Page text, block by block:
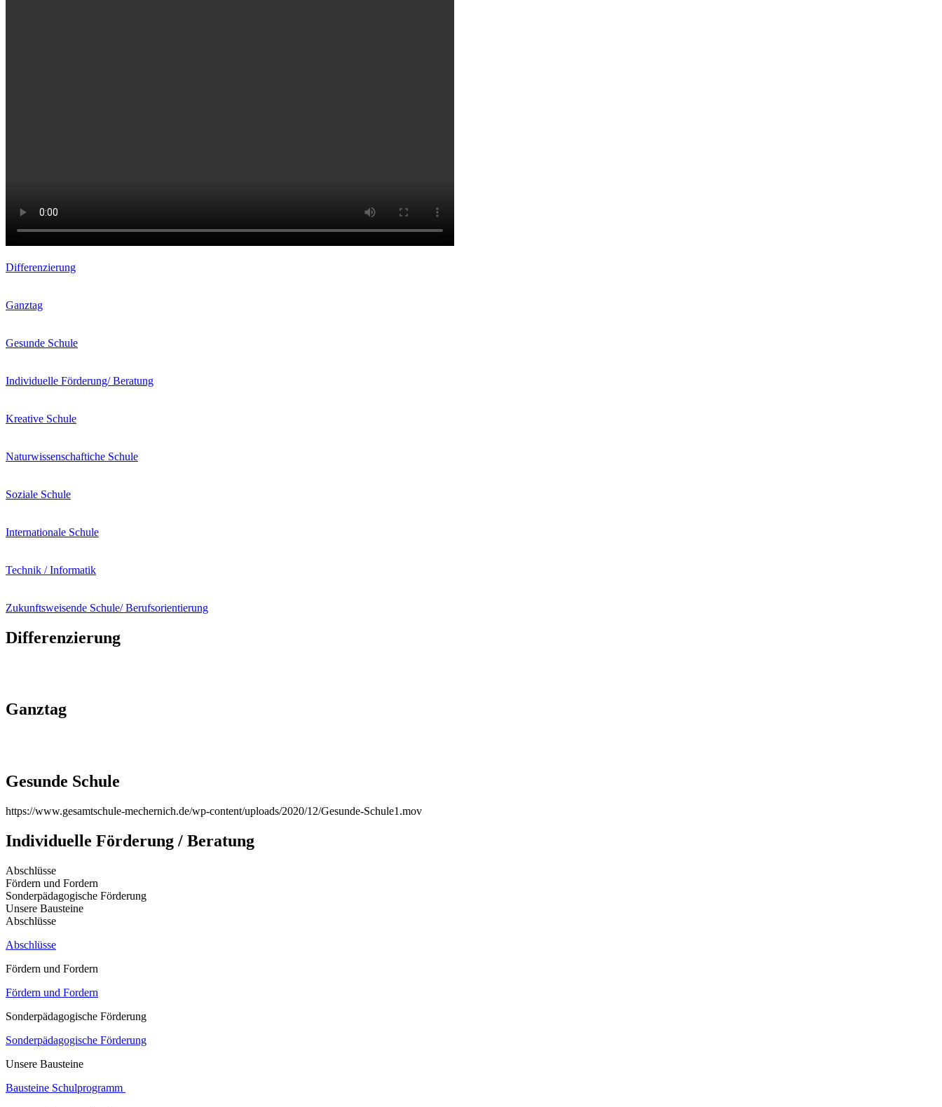
Differenzierung
Ganztag
Gesunde Schule
Individuelle Förderung/ Beratung
Kreative Schule
Naturwissenschaftiche Schule
Soziale Schule
Internationale Schule
Technik / Informatik
Zukunftsweisende Schule/ Berufsorientierung
Differenzierung
Ganztag
Gesunde Schule
https://www.gesamtschule-mechernich.de/wp-content/uploads/2020/12/Gesunde-Schule1.mov
Individuelle Förderung / Beratung
Abschlüsse
Fördern und Fordern
Sonderpädagogische Förderung
Unsere Bausteine
Abschlüsse
Abschlüsse
Fördern und Fordern
Fördern und Fordern
Sonderpädagogische Förderung
Sonderpädagogische Förderung
Unsere Bausteine
Bausteine Schulprogramm